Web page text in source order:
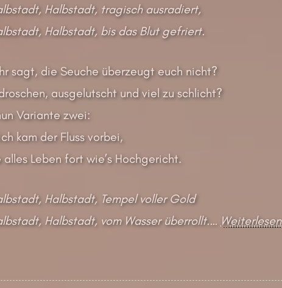
Halbstadt, tragisch ausradiert,
Halbstadt, bis das Blut gefriert.
sagt, die Seuche überzeugt euch nicht?
ausgelutscht und viel zu schlicht?
Variante zwei:
kam der Fluss vorbei,
alles Leben fort wie’s Hochgericht.
Halbstadt, Tempel voller Gold
Halbstadt, vom Wasser überrollt.… Weiterlesen